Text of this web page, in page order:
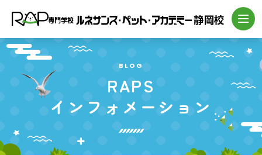
BLOG
RAPS
インフォメーション